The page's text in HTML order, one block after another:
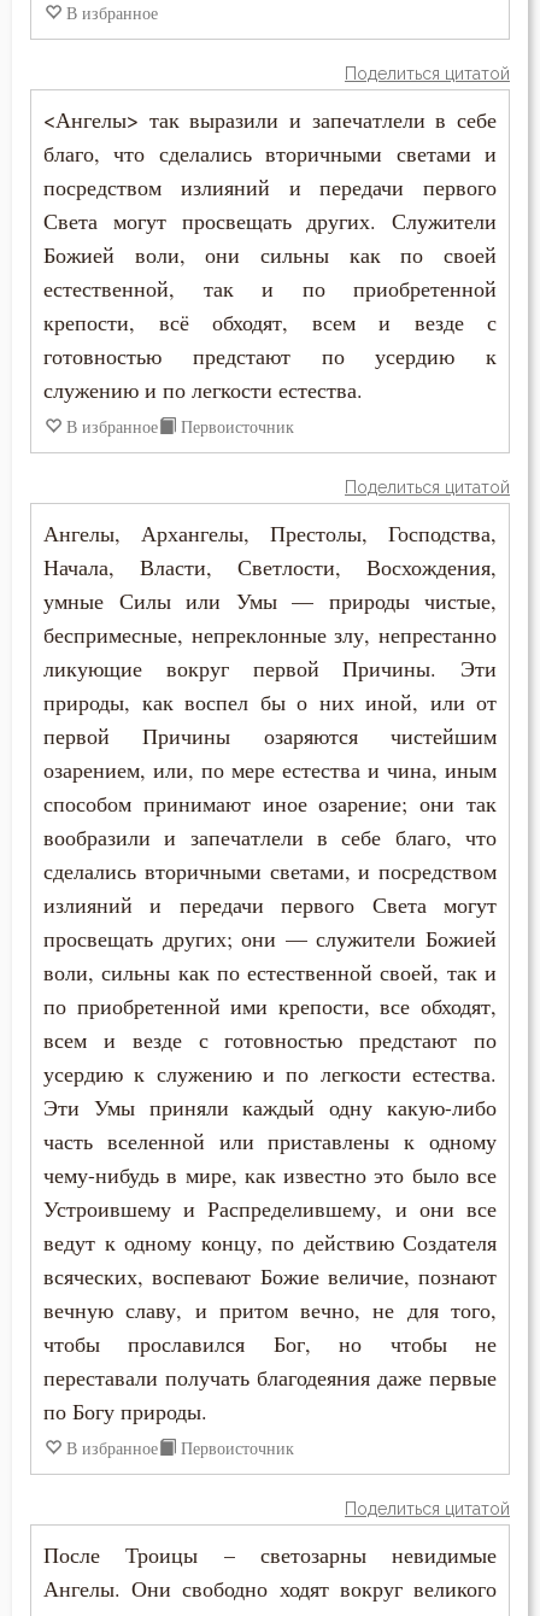
Славолюбие
Служение Богу
Смертная память
Смерть
Смех
Смирение
Снисхождение
Совершенство
Совесть
Совет
Сострадание
Сотворение мира
Спасение
Спаситель
Справедливость
Страдание
Страсть
Страх Божий
Страшный суд
Стыд
Тело
Терпение
Троица
Тщеславие
В избранное
Поделиться цитатой
<Ангелы> так выразили и запечатлели в себе
благо, что сделались вторичными светами и
посредством излияний и передачи первого
Света могут просвещать других. Служители
Божией воли, они сильны как по своей
естественной, так и по приобретенной
крепости, всё обходят, всем и везде с
готовностью предстают по усердию к
служению и по легкости естества.
В избранное Первоисточник
Поделиться цитатой
Ангелы, Архангелы, Престолы, Господства,
Начала, Власти, Светлости, Восхождения,
умные Силы или Умы — природы чистые,
беспримесные, непреклонные злу, непрестанно
ликующие вокруг первой Причины. Эти
природы, как воспел бы о них иной, или от
первой Причины озаряются чистейшим
озарением, или, по мере естества и чина, иным
способом принимают иное озарение; они так
вообразили и запечатлели в себе благо, что
сделались вторичными светами, и посредством
излияний и передачи первого Света могут
просвещать других; они — служители Божией
воли, сильны как по естественной своей, так и
по приобретенной ими крепости, все обходят,
всем и везде с готовностью предстают по
усердию к служению и по легкости естества.
Эти Умы приняли каждый одну какую-либо
часть вселенной или приставлены к одному
чему-нибудь в мире, как известно это было все
Устроившему и Распределившему, и они все
ведут к одному концу, по действию Создателя
всяческих, воспевают Божие величие, познают
вечную славу, и притом вечно, не для того,
чтобы прославился Бог, но чтобы не
переставали получать благодеяния даже первые
по Богу природы.
В избранное Первоисточник
Поделиться цитатой
После Троицы – светозарны невидимые
Ангелы. Они свободно ходят вокруг великого